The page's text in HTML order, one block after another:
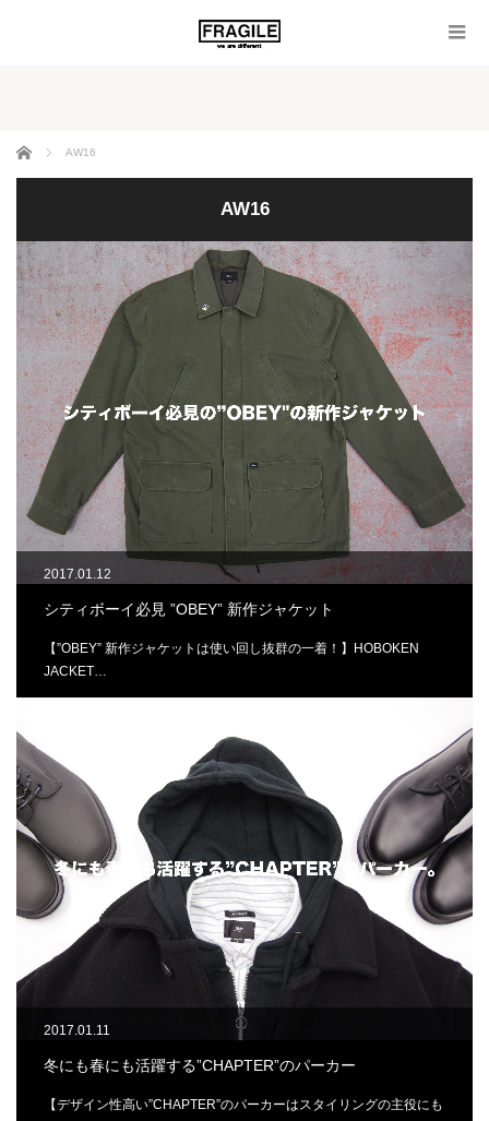
ホーム AW16
AW16
2017.01.12
シティボーイ必見 ”OBEY” 新作ジャケット
【”OBEY” 新作ジャケットは使い回し抜群の一着！】HOBOKEN
JACKET…
2017.01.11
冬にも春にも活躍する”CHAPTER”のパーカー
【デザイン性高い”CHAPTER”のパーカーはスタイリングの主役にも